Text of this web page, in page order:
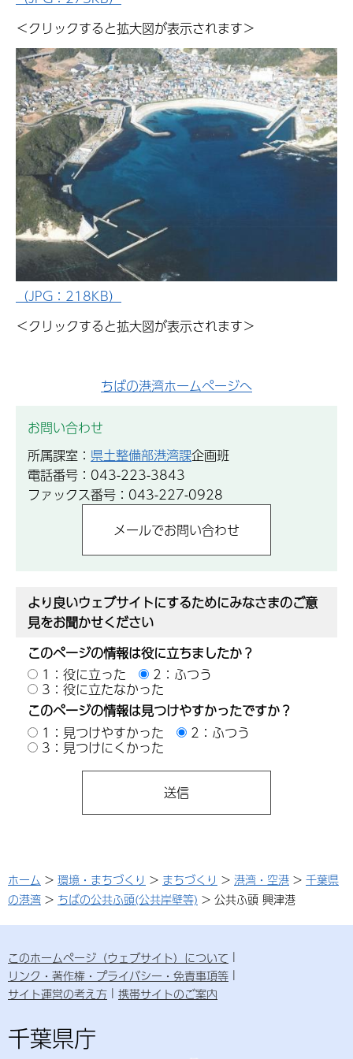
＜クリックすると拡大図が表示されます＞
（JPG：218KB）
＜クリックすると拡大図が表示されます＞
ちばの港湾ホームページへ
お問い合わせ
所属課室： 県土整備部港湾課企画班
電話番号：043-223-3843
ファックス番号：043-227-0928
より良いウェブサイトにするためにみなさまのご意
見をお聞かせください
このページの情報は役に立ちましたか？
1：役に立った
2：ふつう
3：役に立たなかった
このページの情報は見つけやすかったですか？
1：見つけやすかった
2：ふつう
3：見つけにくかった
ホーム > 環境・まちづくり > まちづくり > 港湾・空港 > 千葉県
の港湾 > ちばの公共ふ頭(公共岸壁等) > 公共ふ頭 興津港
このホームページ（ウェブサイト）について
リンク・著作権・プライバシー・免責事項等
サイト運営の考え方
携帯サイトのご案内
千葉県庁